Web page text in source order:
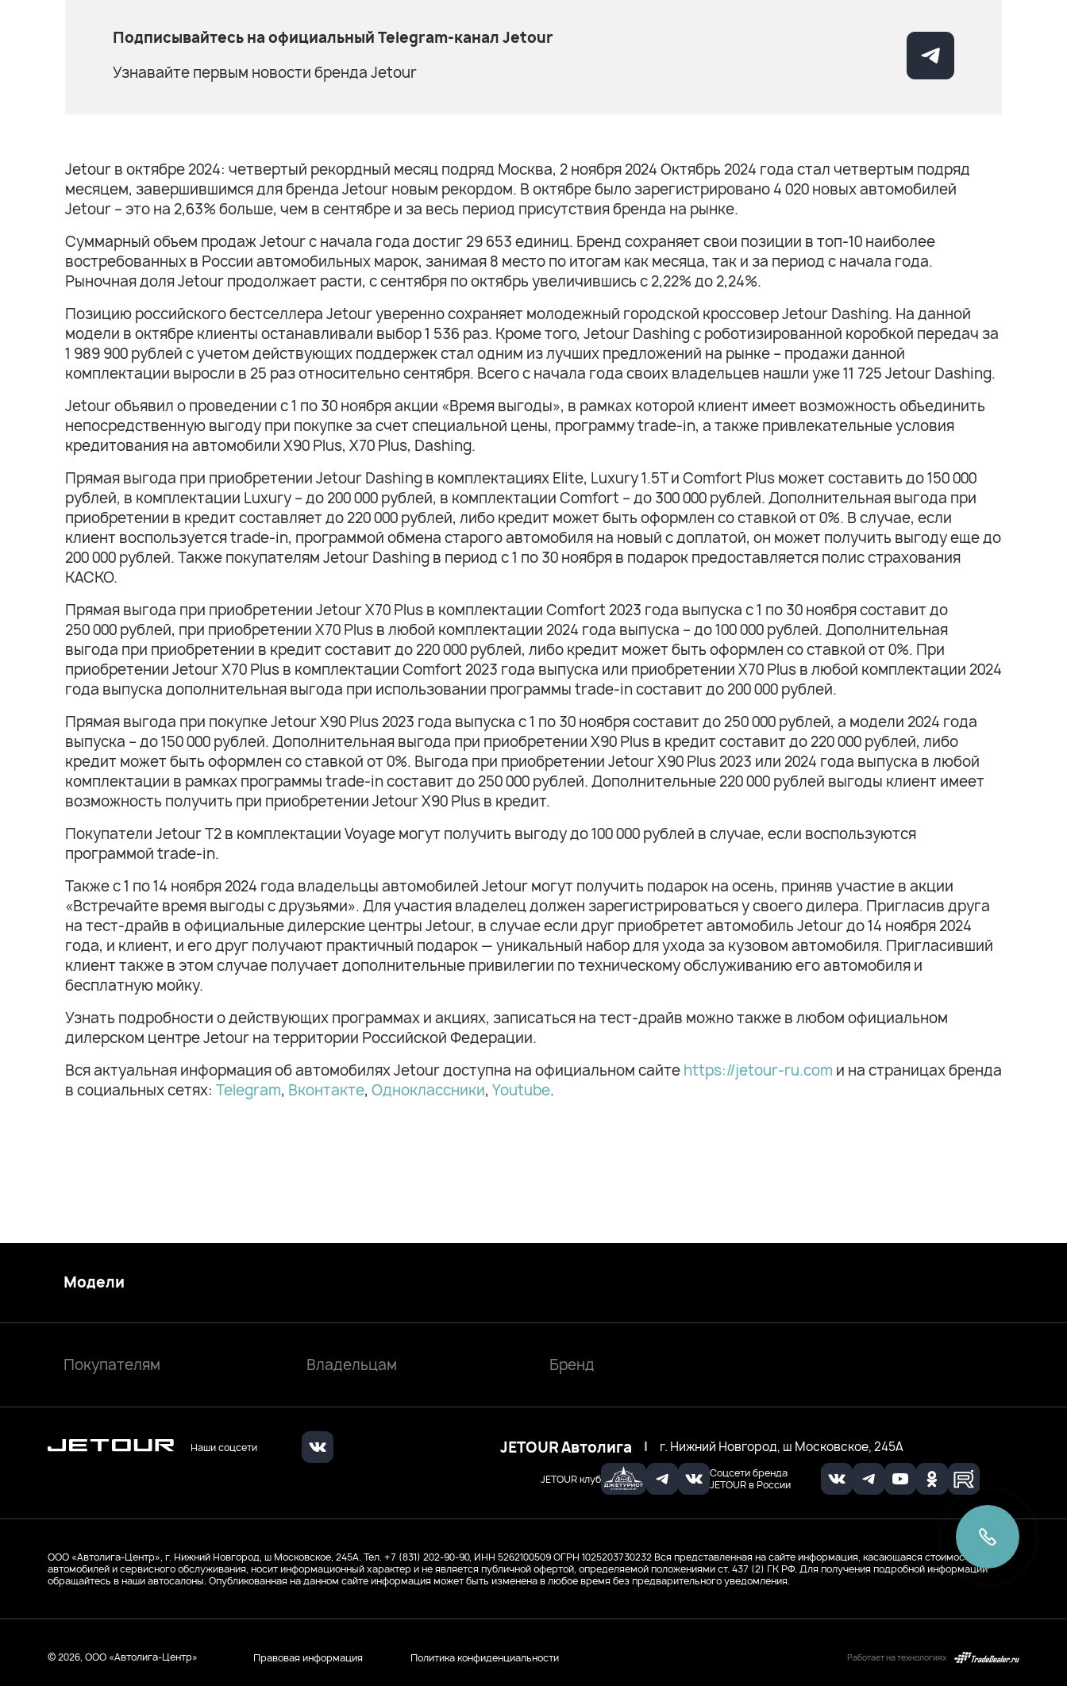
Подписывайтесь на официальный Telegram-канал Jetour
Узнавайте первым новости бренда Jetour
Jetour в октябре 2024: четвертый рекордный месяц подряд Москва, 2 ноября 2024 Октябрь 2024 года стал четвертым подряд
месяцем, завершившимся для бренда Jetour новым рекордом. В октябре было зарегистрировано 4 020 новых автомобилей
Jetour – это на 2,63% больше, чем в сентябре и за весь период присутствия бренда на рынке.
Суммарный объем продаж Jetour с начала года достиг 29 653 единиц. Бренд сохраняет свои позиции в топ-10 наиболее
востребованных в России автомобильных марок, занимая 8 место по итогам как месяца, так и за период с начала года.
Рыночная доля Jetour продолжает расти, с сентября по октябрь увеличившись с 2,22% до 2,24%.
Позицию российского бестселлера Jetour уверенно сохраняет молодежный городской кроссовер Jetour Dashing. На данной
модели в октябре клиенты останавливали выбор 1 536 раз. Кроме того, Jetour Dashing с роботизированной коробкой передач за
1 989 900 рублей с учетом действующих поддержек стал одним из лучших предложений на рынке – продажи данной
комплектации выросли в 25 раз относительно сентября. Всего с начала года своих владельцев нашли уже 11 725 Jetour Dashing.
Jetour объявил о проведении с 1 по 30 ноября акции «Время выгоды», в рамках которой клиент имеет возможность объединить
непосредственную выгоду при покупке за счет специальной цены, программу trade-in, а также привлекательные условия
кредитования на автомобили X90 Plus, X70 Plus, Dashing.
Прямая выгода при приобретении Jetour Dashing в комплектациях Elite, Luxury 1.5T и Comfort Plus может составить до 150 000
рублей, в комплектации Luxury – до 200 000 рублей, в комплектации Comfort – до 300 000 рублей. Дополнительная выгода при
приобретении в кредит составляет до 220 000 рублей, либо кредит может быть оформлен со ставкой от 0%. В случае, если
клиент воспользуется trade-in, программой обмена старого автомобиля на новый с доплатой, он может получить выгоду еще до
200 000 рублей. Также покупателям Jetour Dashing в период с 1 по 30 ноября в подарок предоставляется полис страхования
КАСКО.
Прямая выгода при приобретении Jetour Х70 Plus в комплектации Comfort 2023 года выпуска с 1 по 30 ноября составит до
250 000 рублей, при приобретении Х70 Plus в любой комплектации 2024 года выпуска – до 100 000 рублей. Дополнительная
выгода при приобретении в кредит составит до 220 000 рублей, либо кредит может быть оформлен со ставкой от 0%. При
приобретении Jetour Х70 Plus в комплектации Comfort 2023 года выпуска или приобретении Х70 Plus в любой комплектации 2024
года выпуска дополнительная выгода при использовании программы trade-in составит до 200 000 рублей.
Прямая выгода при покупке Jetour Х90 Plus 2023 года выпуска с 1 по 30 ноября составит до 250 000 рублей, а модели 2024 года
выпуска – до 150 000 рублей. Дополнительная выгода при приобретении Х90 Plus в кредит составит до 220 000 рублей, либо
кредит может быть оформлен со ставкой от 0%. Выгода при приобретении Jetour Х90 Plus 2023 или 2024 года выпуска в любой
комплектации в рамках программы trade-in составит до 250 000 рублей. Дополнительные 220 000 рублей выгоды клиент имеет
возможность получить при приобретении Jetour Х90 Plus в кредит.
Покупатели Jetour T2 в комплектации Voyage могут получить выгоду до 100 000 рублей в случае, если воспользуются
программой trade-in.
Также с 1 по 14 ноября 2024 года владельцы автомобилей Jetour могут получить подарок на осень, приняв участие в акции
«Встречайте время выгоды с друзьями». Для участия владелец должен зарегистрироваться у своего дилера. Пригласив друга
на тест-драйв в официальные дилерские центры Jetour, в случае если друг приобретет автомобиль Jetour до 14 ноября 2024
года, и клиент, и его друг получают практичный подарок — уникальный набор для ухода за кузовом автомобиля. Пригласивший
клиент также в этом случае получает дополнительные привилегии по техническому обслуживанию его автомобиля и
бесплатную мойку.
Узнать подробности о действующих программах и акциях, записаться на тест-драйв можно также в любом официальном
дилерском центре Jetour на территории Российской Федерации.
Вся актуальная информация об автомобилях Jetour доступна на официальном сайте https://jetour-ru.com и на страницах бренда
в социальных сетях: Telegram, Вконтакте, Одноклассники, Youtube.
JETOUR клуб
Соцсети бренда
JETOUR в России
Наши соцсети JETOUR Автолига | г. Нижний Новгород, ш Московское, 245А
Модели
Покупателям Владельцам Бренд
ООО «Автолига-Центр», г. Нижний Новгород, ш Московское, 245А. Тел. +7 (831) 202-90-90, ИНН 5262100509ОГРН 1025203730232 Вся представленная на сайте информация, касающаяся стоимости
автомобилей и сервисного обслуживания, носит информационный характер и не является публичной офертой, определяемой положениями ст. 437 (2) ГК РФ. Для получения подробной информации
обращайтесь в наши автосалоны. Опубликованная на данном сайте информация может быть изменена в любое время без предварительного уведомления.
© 2026, ООО «Автолига-Центр» Правовая информация Политика конфиденциальности Работает на технологиях